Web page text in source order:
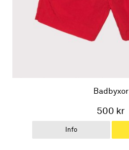
Badbyxor
500 kr
Info